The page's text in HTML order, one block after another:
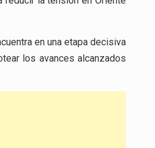
en una etapa decisiva
los avances alcanzados